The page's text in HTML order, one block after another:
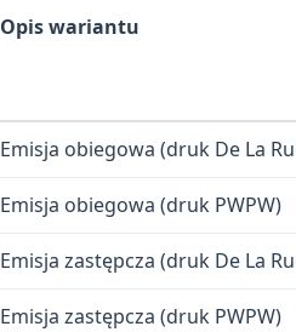
Opis wariantu
Emisja obiegowa (druk De La
Emisja obiegowa (druk PWPW)
Emisja zastępcza (druk De La
Emisja zastępcza (druk PWPW)